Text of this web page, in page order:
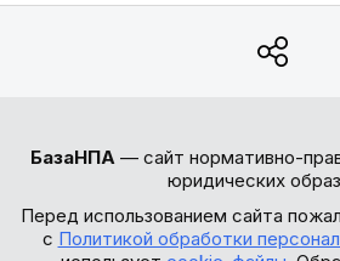
БазаНПА — сайт нормативно-
юридических
Перед использованием сайта
с Политикой обработки